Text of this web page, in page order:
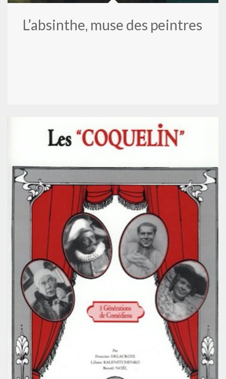
L’absinthe, muse des peintres